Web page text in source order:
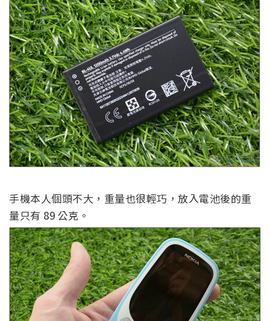
手機本人個頭不大，重量也很輕巧，放入電池後的重
量只有 89 公克。